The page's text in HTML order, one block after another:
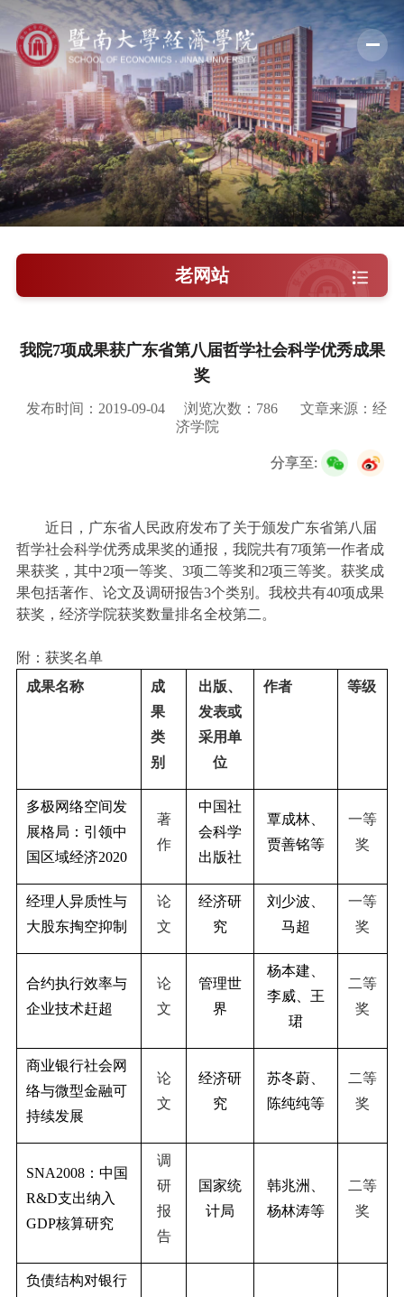
学院概况
新闻中心
师资队伍
科学研究
教学培养
学院党建
校友服务
老网站
我院7项成果获广东省第八届哲学社会科学优秀成果
奖
发布时间：2019-09-04 浏览次数： 786
文章来源：经
济学院
分享至:
近日，广东省人民政府发布了关于颁发广东省第八届
哲学社会科学优秀成果奖的通报，我院共有7项第一作者成
果获奖，其中2项一等奖、 3项二等奖和2项三等奖。获奖成
果包括著作、论文及调研报告3个类别。我校共有40项成果
获奖，经济学院获奖数量排名全校第二。
附：获奖名单
成果名称
成
果
类
别
出版、
发表或
采用单
位
作者 等级
多极网络空间发
展格局：引领中
国区域经济2020
著
作
中国社
会科学
出版社
覃成林、
贾善铭等
一等
奖
经理人异质性与
大股东掏空抑制
论
文
经济研
究
刘少波、
马超
一等
奖
合约执行效率与
企业技术赶超
论
文
管理世
界
杨本建、
李威、王
珺
二等
奖
商业银行社会网
络与微型金融可
持续发展
论
文
经济研
究
苏冬蔚、
陈纯纯等
二等
奖
SNA2008 ：中国
R&D支出纳入
GDP核算研究
调
研
报
告
国家统
计局
韩兆洲、
杨林涛等
二等
奖
负债结构对银行